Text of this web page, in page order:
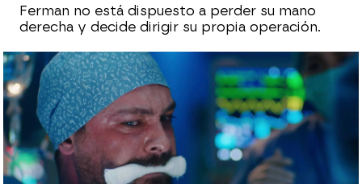
Ferman no está dispuesto a perder su mano
derecha y decide dirigir su propia operación.
Nova